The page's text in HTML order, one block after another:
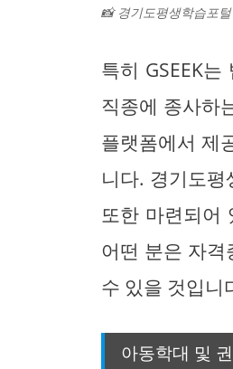
📸 경기도평생학습포털
특히 GSEEK
직종에 종사하
플랫폼에서 제
니다. 경기도평
또한 마련되어
어떤 분은 자
수 있을 것입니
아동학대 및